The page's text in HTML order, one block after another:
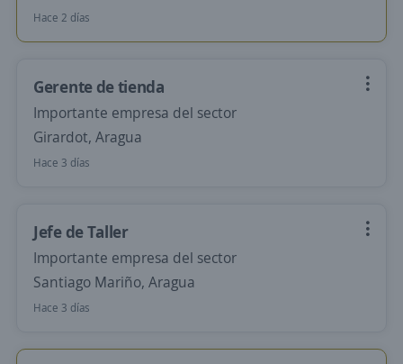
Hace 2 días
Gerente de tienda
Importante empresa del sector
Girardot, Aragua
Hace 3 días
Jefe de Taller
Importante empresa del sector
Santiago Mariño, Aragua
Hace 3 días